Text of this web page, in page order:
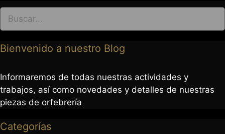
Bienvenido a nuestro Blog
Informaremos de todas nuestras actividades y
trabajos, así como novedades y detalles de nuestras
piezas de orfebrería
Categorías